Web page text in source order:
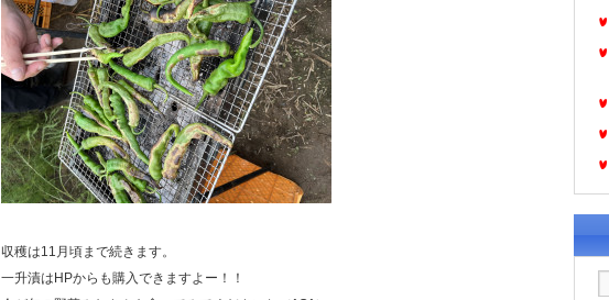
収穫は11月頃まで続きます。
一升漬はHPからも購入できますよー！！